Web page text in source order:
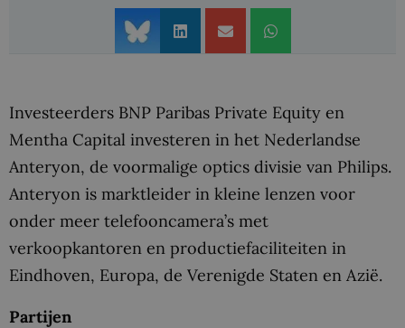
Investeerders BNP Paribas Private Equity en
Mentha Capital investeren in het Nederlandse
Anteryon, de voormalige optics divisie van Philips.
Anteryon is marktleider in kleine lenzen voor
onder meer telefooncamera’s met
verkoopkantoren en productiefaciliteiten in
Eindhoven, Europa, de Verenigde Staten en Azië.
Partijen